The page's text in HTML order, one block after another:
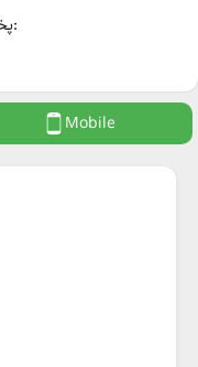
پخش زنده 24ساعته حرم مطهر رضوی:
Mobile